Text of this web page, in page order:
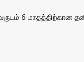
வருடம் 6 மாதத்திற்கான